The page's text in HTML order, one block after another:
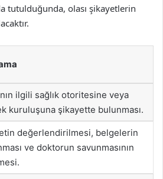
tutulduğunda, olası şikayetlerin
ilgili sağlık otoritesine veya
kuruluşuna şikayette bulunması.
değerlendirilmesi, belgelerin
ve doktorun savunmasının